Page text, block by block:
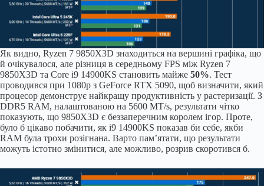
Як видно, Ryzen 7 9850X3D знаходиться на вершині графіка, що
й очікувалося, але різниця в середньому FPS між Ryzen 7
9850X3D та Core i9 14900KS становить майже 50%. Тест
проводився при 1080p з GeForce RTX 5090, щоб визначити, який
процесор демонструє найкращу продуктивність у растеризації. З
DDR5 RAM, налаштованою на 5600 MT/s, результати чітко
показують, що 9850X3D є беззаперечним королем ігор. Проте,
було б цікаво побачити, як i9 14900KS показав би себе, якби
RAM була трохи розігнана. Варто пам’ятати, що результати
можуть істотно змінитися, але можливо, розрив скоротився б.